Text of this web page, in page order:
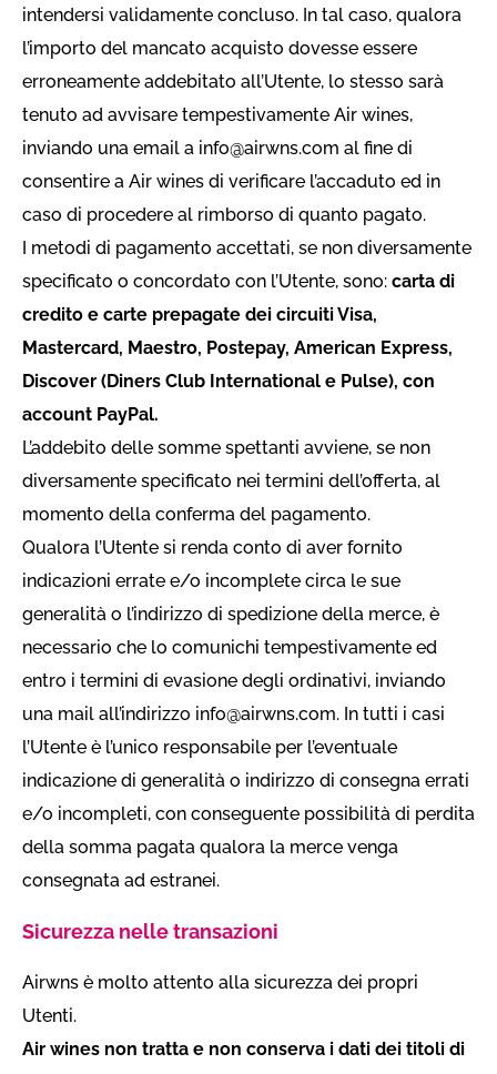
intendersi validamente concluso. In tal caso, qualora
l’importo del mancato acquisto dovesse essere
erroneamente addebitato all’Utente, lo stesso sarà
tenuto ad avvisare tempestivamente Air wines,
inviando una email a info@airwns.com al fine di
consentire a Air wines di verificare l’accaduto ed in
caso di procedere al rimborso di quanto pagato.
I metodi di pagamento accettati, se non diversamente
specificato o concordato con l’Utente, sono: carta di
credito e carte prepagate dei circuiti Visa,
Mastercard, Maestro, Postepay, American Express,
Discover (Diners Club International e Pulse), con
account PayPal.
L’addebito delle somme spettanti avviene, se non
diversamente specificato nei termini dell’offerta, al
momento della conferma del pagamento.
Qualora l’Utente si renda conto di aver fornito
indicazioni errate e/o incomplete circa le sue
generalità o l’indirizzo di spedizione della merce, è
necessario che lo comunichi tempestivamente ed
entro i termini di evasione degli ordinativi, inviando
una mail all’indirizzo info@airwns.com. In tutti i casi
l’Utente è l’unico responsabile per l’eventuale
indicazione di generalità o indirizzo di consegna errati
e/o incompleti, con conseguente possibilità di perdita
della somma pagata qualora la merce venga
consegnata ad estranei.
Sicurezza nelle transazioni
Airwns è molto attento alla sicurezza dei propri
Utenti.
Air wines non tratta e non conserva i dati dei titoli di